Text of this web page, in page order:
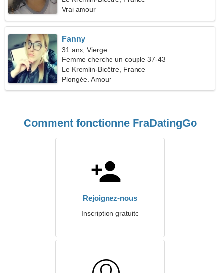
Vrai amour
Fanny
31 ans, Vierge
Femme cherche un couple 37-43
Le Kremlin-Bicêtre, France
Plongée, Amour
Comment fonctionne FraDatingGo
Rejoignez-nous
Inscription gratuite